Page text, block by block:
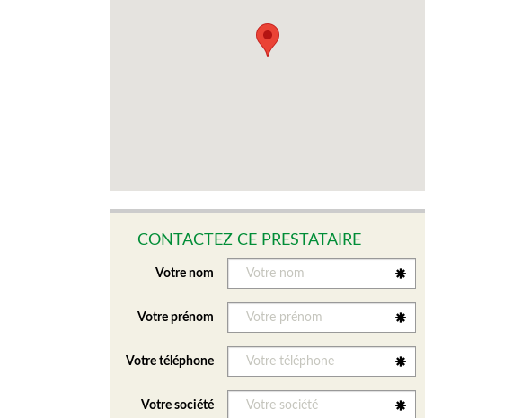
CONTACTEZ CE PRESTATAIRE
Votre nom
Votre prénom
Votre téléphone
Votre société